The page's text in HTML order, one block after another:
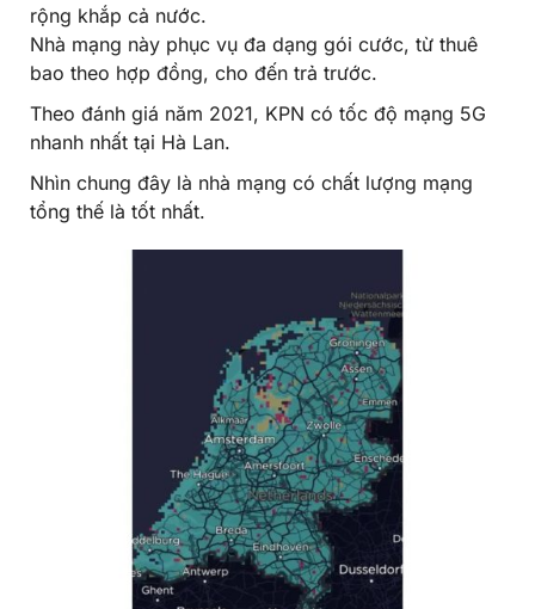
rộng khắp cả nước.
Nhà mạng này phục vụ đa dạng gói cước, từ thuê
bao theo hợp đồng, cho đến trả trước.
Theo đánh giá năm 2021, KPN có tốc độ mạng 5G
nhanh nhất tại Hà Lan.
Nhìn chung đây là nhà mạng có chất lượng mạng
tổng thế là tốt nhất.